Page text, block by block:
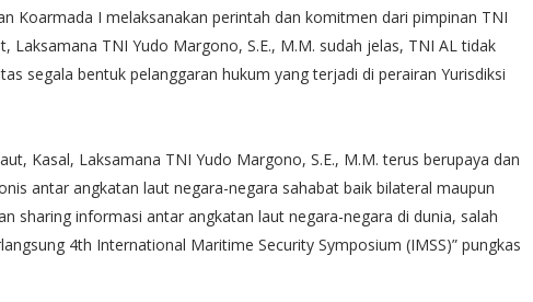
Koarmada I melaksanakan perintah dan komitmen dari pimpinan TNI
Laksamana TNI Yudo Margono, S.E., M.M. sudah jelas, TNI AL tidak
segala bentuk pelanggaran hukum yang terjadi di perairan Yurisdiksi
Kasal, Laksamana TNI Yudo Margono, S.E., M.M. terus berupaya dan
antar angkatan laut negara-negara sahabat baik bilateral maupun
sharing informasi antar angkatan laut negara-negara di dunia, salah
4th International Maritime Security Symposium (IMSS)” pungkas